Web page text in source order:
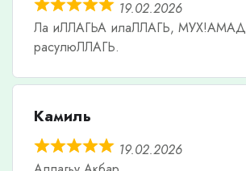
19.02.2026
Ла иЛЛАГЬА илаЛЛАГЬ, МУХ!АМАД
расулюЛЛАГЬ.
Камиль
19.02.2026